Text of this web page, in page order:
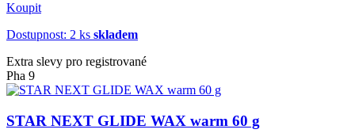
Koupit
Dostupnost: 2 ks skladem
Extra slevy pro registrované
Pha 9
STAR NEXT GLIDE WAX warm 60 g